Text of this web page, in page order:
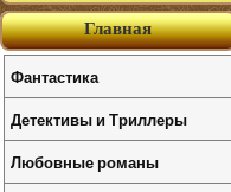
Главная
Фантастика
Детективы и Триллеры
Любовные романы